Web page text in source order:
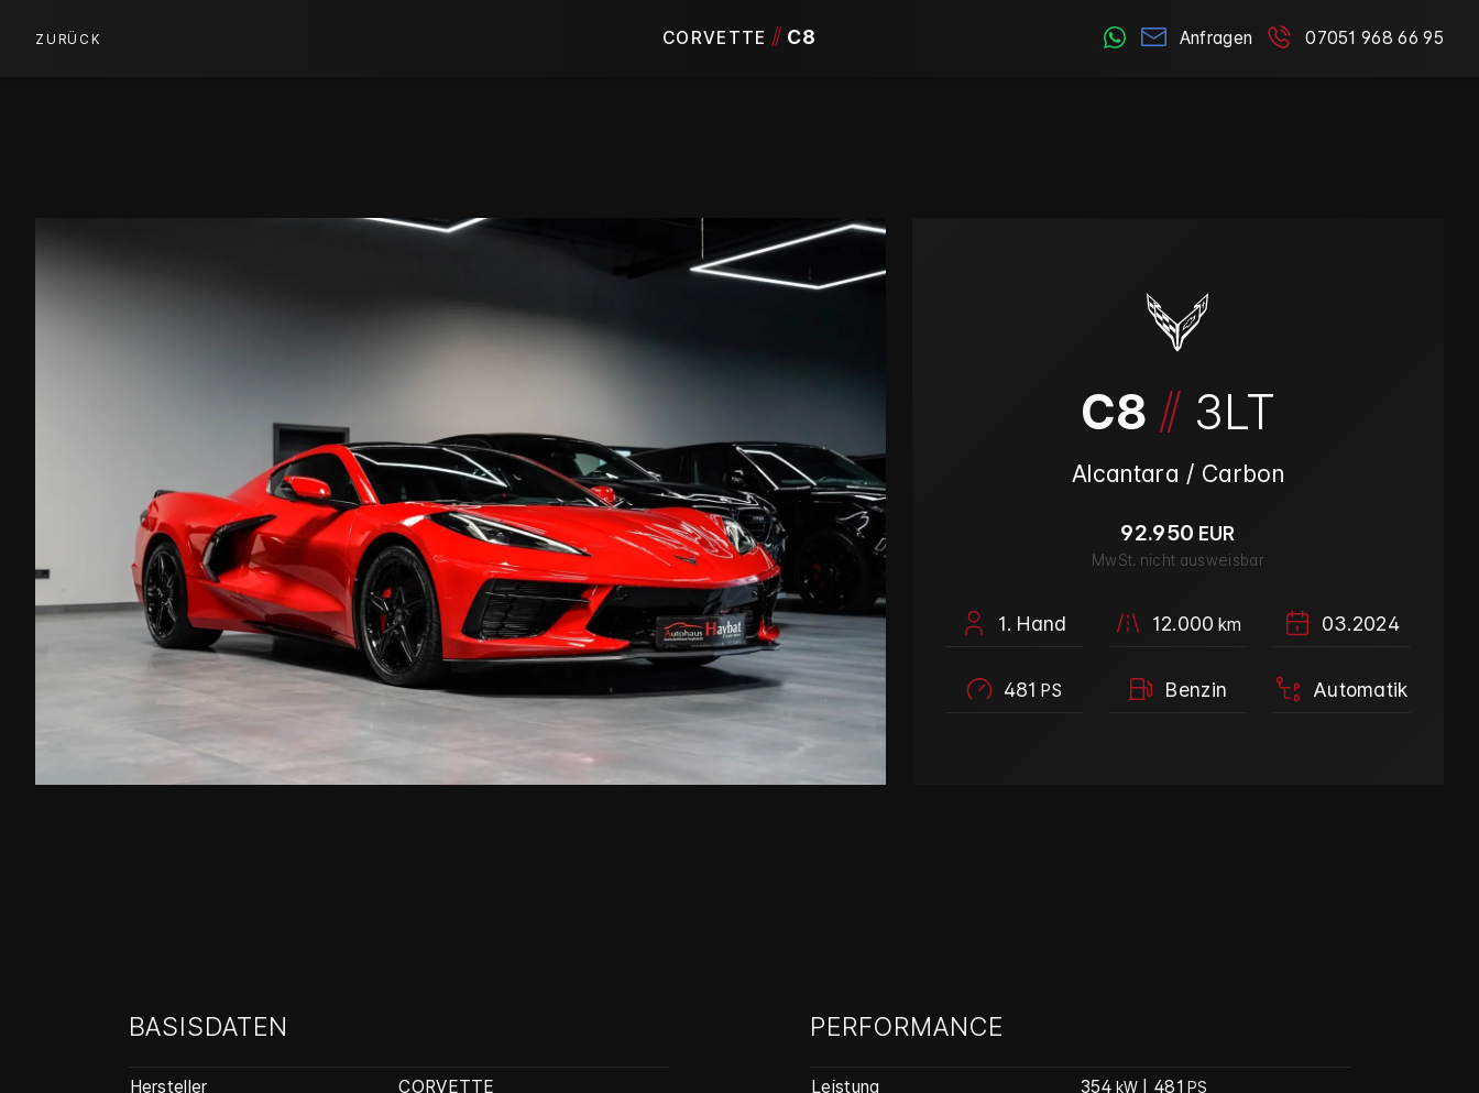
ZURÜCK CORVETTE // C8 Anfragen 07051 968 66 95
C8 // 3LT
Alcantara / Carbon
92.950 EUR
MwSt. nicht ausweisbar
1. Hand 12.000 km 03.2024
481 PS Benzin Automatik
BASISDATEN
Hersteller
CORVETTE
PERFORMANCE
Leistung 354 kW | 481 PS